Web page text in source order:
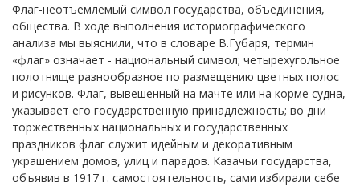
Флаг-неотъемлемый символ государства, объединения,
общества. В ходе выполнения историографического
анализа мы выяснили, что в словаре В.Губаря, термин
«флаг» означает - национальный символ; четырехугольное
полотнище разнообразное по размещению цветных полос
и рисунков. Флаг, вывешенный на мачте или на корме судна,
указывает его государственную принадлежность; во дни
торжественных национальных и государственных
праздников флаг служит идейным и декоративным
украшением домов, улиц и парадов. Казачьи государства,
объявив в 1917 г. самостоятельность, сами избирали себе